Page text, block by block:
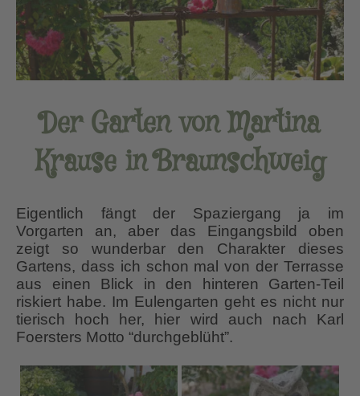
Der Garten von Martina
Krause in Braunschweig
Eigentlich fängt der Spaziergang ja im
Vorgarten an, aber das Eingangsbild oben
zeigt so wunderbar den Charakter dieses
Gartens, dass ich schon mal von der Terrasse
aus einen Blick in den hinteren Garten-Teil
riskiert habe. Im Eulengarten geht es nicht nur
tierisch hoch her, hier wird auch nach Karl
Foersters Motto “durchgeblüht”.